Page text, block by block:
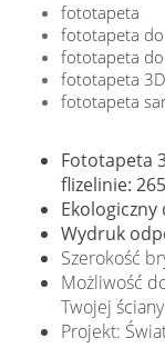
fototapeta
fototapeta
fototapeta do
fototapeta 3D
fototapeta
Fototapeta
flizelinie:
Wydruk
Szerokość
Możliwość
Twojej ściany
Projekt: